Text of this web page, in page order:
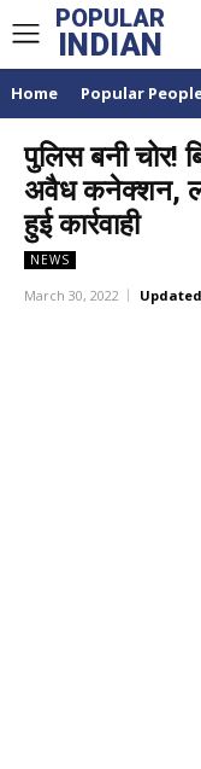
POPULAR
INDIAN
Home Popular
पुलिस बनी चोर!
अवैध कनेक्शन,
हुई कार्रवाही
NEWS
March 30, 2022